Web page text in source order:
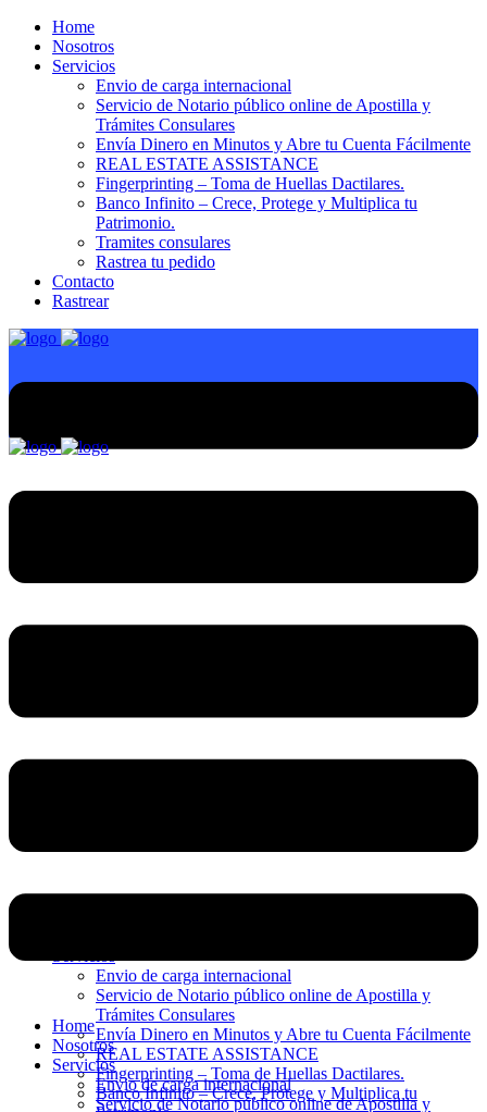
Home
Nosotros
Servicios
Envio de carga internacional
Servicio de Notario público online de Apostilla y
Trámites Consulares
Envía Dinero en Minutos y Abre tu Cuenta Fácilmente
REAL ESTATE ASSISTANCE
Fingerprinting – Toma de Huellas Dactilares.
Banco Infinito – Crece, Protege y Multiplica tu
Patrimonio.
Tramites consulares
Rastrea tu pedido
Contacto
Rastrear
Envio de carga internacional
Servicio de Notario público online de Apostilla y
Trámites Consulares
Envía Dinero en Minutos y Abre tu Cuenta Fácilmente
REAL ESTATE ASSISTANCE
Fingerprinting – Toma de Huellas Dactilares.
Banco Infinito – Crece, Protege y Multiplica tu
Home
Nosotros
Servicios
Envio de carga internacional
Servicio de Notario público online de Apostilla y